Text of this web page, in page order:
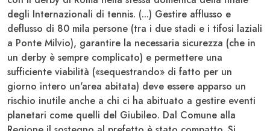
degli Internazionali di tennis. (...) Gestire afflusso e
deflusso di 80 mila persone (tra i due stadi e i tifosi laziali
a Ponte Milvio), garantire la necessaria sicurezza (che in
un derby è sempre complicato) e permettere una
sufficiente viabilità («sequestrando» di fatto per un
giorno intero un'area abitata) deve essere apparso un
rischio inutile anche a chi ci ha abituato a gestire eventi
planetari come quelli del Giubileo. Dal Comune alla